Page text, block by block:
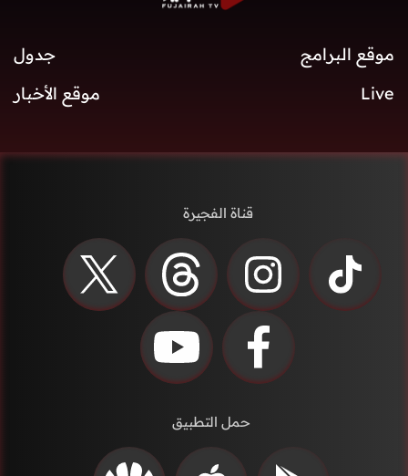
موقع البرامج
جدول
Live
موقع الأخبار
قناة الفجيرة
حمل التطبيق